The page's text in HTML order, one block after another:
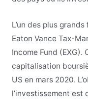
L’un des plus
Eaton Vance Tax-
Income Fund (EXG).
capitalisation
US en mars 2020.
l’investissement est